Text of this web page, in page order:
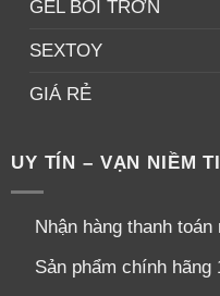
GEL BÔI TRƠN
SEXTOY
GIÁ RẺ
UY TÍN – VẠN NIỀM
Nhận hàng thanh
Sản phẩm chính hãng